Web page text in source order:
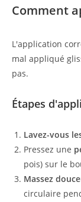
Comment
L'application
mal appliqué
pas.
Étapes
Lavez-vous
Pressez une
pois) sur le
Massez
circulaire